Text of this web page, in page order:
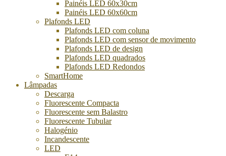
Painéis LED 60x30cm
Painéis LED 60x60cm
Plafonds LED
Plafonds LED com coluna
Plafonds LED com sensor de movimento
Plafonds LED de design
Plafonds LED quadrados
Plafonds LED Redondos
SmartHome
Lâmpadas
Descarga
Fluorescente Compacta
Fluorescente sem Balastro
Fluorescente Tubular
Halogénio
Incandescente
LED